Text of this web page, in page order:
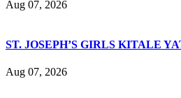
Aug 07, 2026
ST. JOSEPH’S GIRLS KITALE
Aug 07, 2026